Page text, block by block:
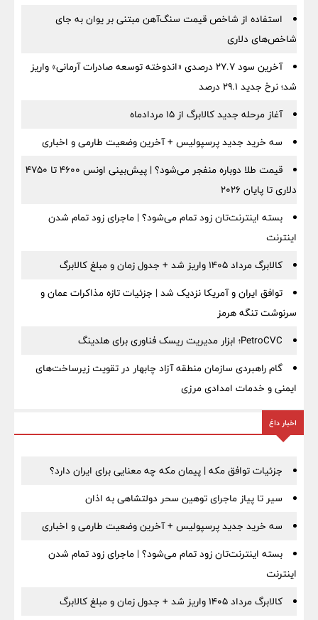
استفاده از شاخص قیمت سنگ‌آهن مبتنی بر یوان به جای
شاخص‌های دلاری
آخرین سود ۲۷.۷ درصدی «اندوخته توسعه صادرات آرمانی» واریز
شد؛ نرخ جدید ۲۹.۱ درصد
آغاز مرحله جدید کالابرگ از ۱۵ مردادماه
سه خرید جدید پرسپولیس + آخرین وضعیت طارمی و اخباری
قیمت طلا دوباره منفجر می‌شود؟ | پیش‌بینی اونس ۴۶۰۰ تا ۴۷۵۰
دلاری تا پایان ۲۰۲۶
بسته اینترنت‌تان زود تمام می‌شود؟ | ماجرای زود تمام شدن
اینترنت
کالابرگ مرداد ۱۴۰۵ واریز شد + جدول زمان و مبلغ کالابرگ
توافق ایران و آمریکا نزدیک شد | جزئیات تازه مذاکرات عمان و
سرنوشت تنگه هرمز
PetroCVC؛ ابزار مدیریت ریسک فناوری برای هلدینگ
گام راهبردی سازمان منطقه آزاد چابهار در تقویت زیرساخت‌های
ایمنی و خدمات امدادی مرزی
اخبار داغ
جزئیات توافق مکه | پیمان مکه چه معنایی برای ایران دارد؟
سیر تا پیاز ماجرای توهین سحر دولتشاهی به اذان
سه خرید جدید پرسپولیس + آخرین وضعیت طارمی و اخباری
بسته اینترنت‌تان زود تمام می‌شود؟ | ماجرای زود تمام شدن
اینترنت
کالابرگ مرداد ۱۴۰۵ واریز شد + جدول زمان و مبلغ کالابرگ